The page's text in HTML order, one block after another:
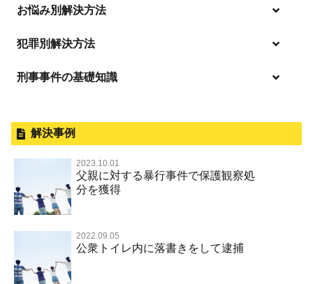
お悩み別解決方法
逮捕の不安や悩み
無実・無罪を証明してほしい
示談で解決してほしい
執行猶予にしてほしい
事件のことを秘密にしたい
被害届・告訴・告発されたら
犯罪別解決方法
事件別－暴力事件
過失致死・過失傷害
器物損壊
脅迫・強要
業務妨害罪
公務執行妨害罪
性犯罪 TOP
淫行・援助交際（児童買春、淫行条例、児童福祉法違反）
不同意性交等罪（旧 強制性交等罪，準強制性交等罪），
監護者性交等罪
不同意わいせつ（旧 強制わいせつ，準強制わいせつ）
公然わいせつ罪，わいせつ物頒布等罪，淫行勧誘罪
事件別－財産犯
財産犯 TOP
横領 背任
窃盗罪
事件別－薬物事件
薬物事件 TOP
覚せい剤
危険ドラッグ
大麻
事件別－交通違反・交通事故
交通違反・交通事故 TOP
交通事故 交通違反と刑事事件
その他 TOP
刑事事件の基礎知識
刑事裁判の概要・手続
公務員の逮捕・刑事事件
控訴・上告
国選弁護士と私選弁護士の違い
司法取引・刑事免責
解決事例
2023.10.01
父親に対する暴行事件で保護観察処
分を獲得
2022.09.05
公衆トイレ内に落書きをして逮捕